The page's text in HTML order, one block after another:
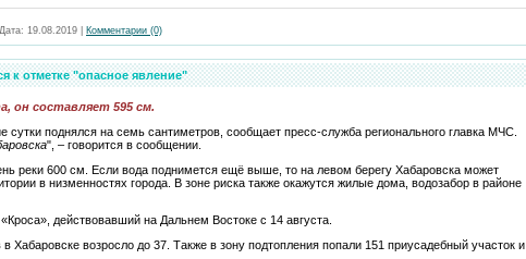
Дата: 19.08.2019 Комментарии (0)
к отметке "опасное явление"
он составляет 595 см.
поднялся на семь сантиметров, сообщает пресс-служба регионального главка МЧС.
", – говорится в сообщении.
реки 600 см. Если вода поднимется ещё выше, то на левом берегу Хабаровска может
в низменностях города. В зоне риска также окажутся жилые дома, водозабор в районе
действовавший на Дальнем Востоке с 14 августа.
Хабаровске возросло до 37. Также в зону подтопления попали 151 приусадебный участок и